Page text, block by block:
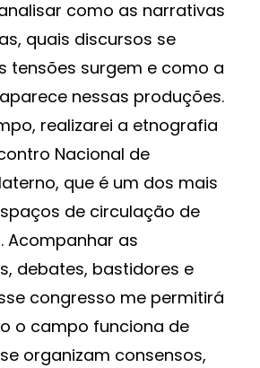
como as narrativas
quais discursos se
tensões surgem e como a
nessas produções.
realizarei a etnografia
Nacional de
que é um dos mais
de circulação de
Acompanhar as
debates, bastidores e
congresso me permitirá
o campo funciona de
organizam consensos,